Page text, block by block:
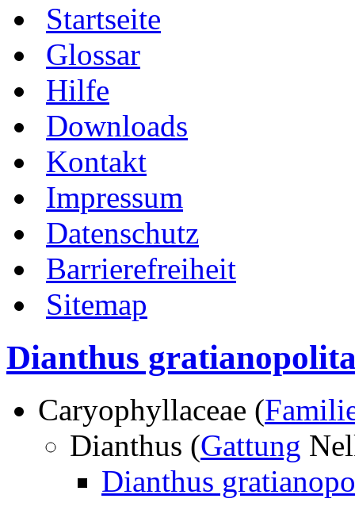
Startseite
Glossar
Hilfe
Downloads
Kontakt
Impressum
Datenschutz
Barrierefreiheit
Sitemap
Dianthus
Caryophyllaceae (
Dianthus (Gattung
Dianthus